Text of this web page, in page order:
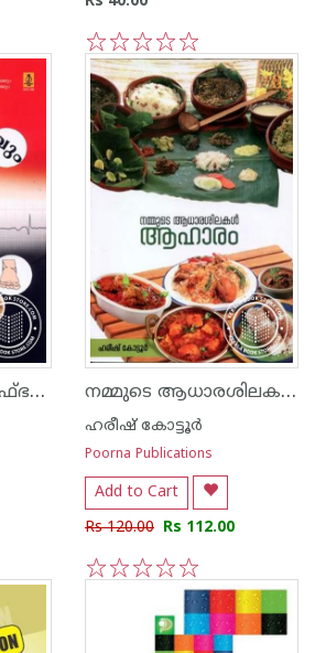
5
4
3
2
1
പ്രമേഹവും പാര്‍ശ്വഫ്ഭലങ്ങളും നമ്മുടെ ആധാരശിലകള്‍ ആഹാരം
ഹരീഷ് കോട്ടൂര്‍
Poorna Publications
Add to Cart
Rs 120.00 Rs 112.00
5